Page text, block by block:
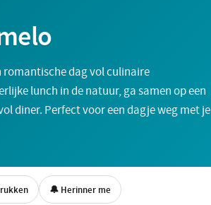
romantische dag vol culinaire
lunch in de natuur, ga samen op een
diner. Perfect voor een dagje weg met je
🔔 Herinner me